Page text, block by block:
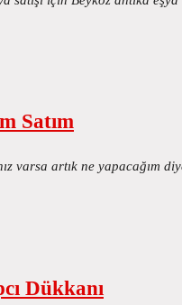
Satım
varsa artık ne yapacağım
Dükkanı